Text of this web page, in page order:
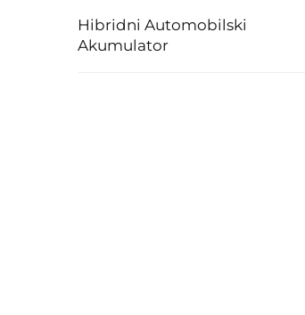
Hibridni Automobilski
Akumulator